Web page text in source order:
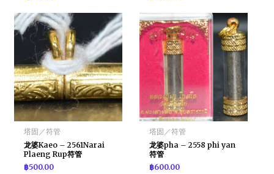
塔固／符管
龙婆Kaeo – 2561Narai
Plaeng Rup符管
฿500.00
塔固／符管
龙婆pha – 2558 phi yan
符管
฿600.00